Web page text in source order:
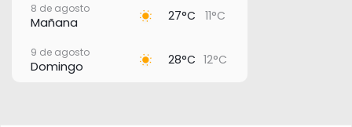
8 de agosto
Mañana 27°C 11°C
9 de agosto
Domingo 28°C 12°C